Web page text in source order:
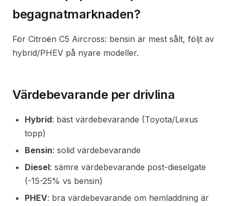
begagnatmarknaden?
För Citroën C5 Aircross: bensin är mest sålt, följt av
hybrid/PHEV på nyare modeller.
Värdebevarande per drivlina
Hybrid: bäst värdebevarande (Toyota/Lexus
topp)
Bensin: solid värdebevarande
Diesel: sämre värdebevarande post-dieselgate
(-15-25% vs bensin)
PHEV: bra värdebevarande om hemladdning är